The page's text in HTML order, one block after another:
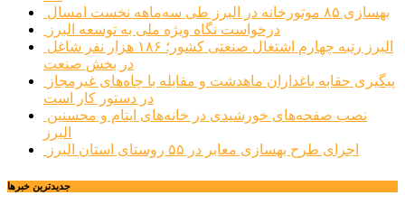
بهسازی ۸۵ موتورخانه در البرز طی سه‌ماهه نخست امسال
درخواست نگاه ویژه ملی به توسعه البرز
در بخش صنعت
در دستور کار است
البرز
اجرای طرح بهسازی معابر در ۵۵ روستای استان البرز
جديدترين خبرها